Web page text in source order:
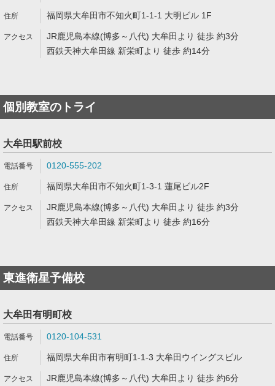
福岡県大牟田市不知火町1-1-1 大明ビル 1F
JR鹿児島本線(博多～八代) 大牟田より 徒歩 約3分
西鉄天神大牟田線 新栄町より 徒歩 約14分
個別教室のトライ
大牟田駅前校
0120-555-202
福岡県大牟田市不知火町1-3-1 蓮尾ビル2F
JR鹿児島本線(博多～八代) 大牟田より 徒歩 約3分
西鉄天神大牟田線 新栄町より 徒歩 約16分
東進衛星予備校
大牟田有明町校
0120-104-531
福岡県大牟田市有明町1-1-3 大牟田ウイングスビル
JR鹿児島本線(博多～八代) 大牟田より 徒歩 約6分